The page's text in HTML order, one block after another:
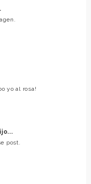
yo al rosa!
post.